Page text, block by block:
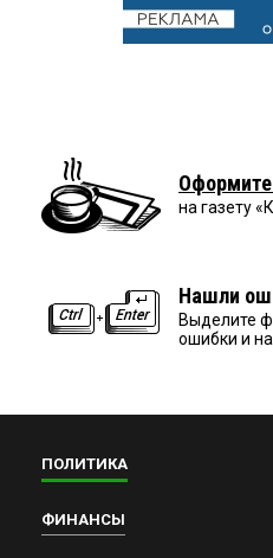
на газету
Нашли
Выделите
ошибки и
ПОЛИТИКА
ФИНАНСЫ